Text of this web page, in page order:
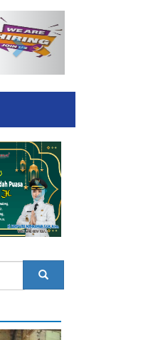
Next
SEARCH